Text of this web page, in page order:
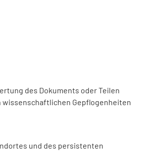
des Dokuments oder Teilen
wissenschaftlichen Gepflogenheiten
und des persistenten